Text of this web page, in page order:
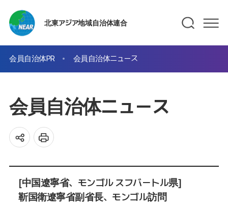
北東アジア地域自治体連合
会員自治体PR 会員自治体ニュース
会員自治体ニュース
[中国遼寧省、モンゴル スフバートル県]
靳国衛遼寧省副省長、モンゴル訪問